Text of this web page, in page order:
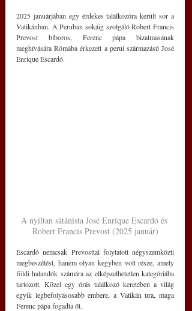
2025 januárjában egy érdekes találkozóra került sor a
Vatikánban. A Peruban sokáig szolgáló Robert Francis
Prevost bíboros, Ferenc pápa bizalmasának
meghívására Rómába érkezett a perui származású José
Enrique Escardó.
A nyíltan sátánista José Enrique Escardó és
Robert Francis Prevost (2025 január)
Escardó nemcsak Prevosttal folytatott négyszemközti
megbeszélést, hanem olyan kegyben volt része, amely
földi halandók számára az elképzelhetetlen kategóriába
tartozott. Közel egy órás találkozó keretében a világ
egyik legbefolyásosabb embere, a Vatikán ura, maga
Ferenc pápa fogadta őt.